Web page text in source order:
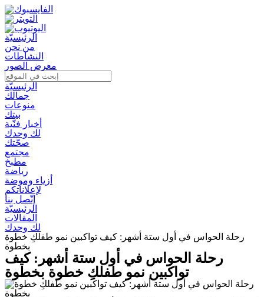
الرئيسيّة
من نحن
النشاطات
معرض الصور
الرئيسيّة
جمالك
منوعات
بيتك
أخبار فنّية
لك وحدك
صحّتك
مجتمع
مطبخ
رياضة
أزياء وموضة
لإعلاناتكم
إتّصل بنا
الرئيسيّة
المقالات
لك وحدك
رحلة الحواس في أول ستة أشهر: كيف تواكبين نمو طفلكِ خطوة
بخطوة
رحلة الحواس في أول ستة أشهر: كيف
تواكبين نمو طفلكِ خطوة بخطوة